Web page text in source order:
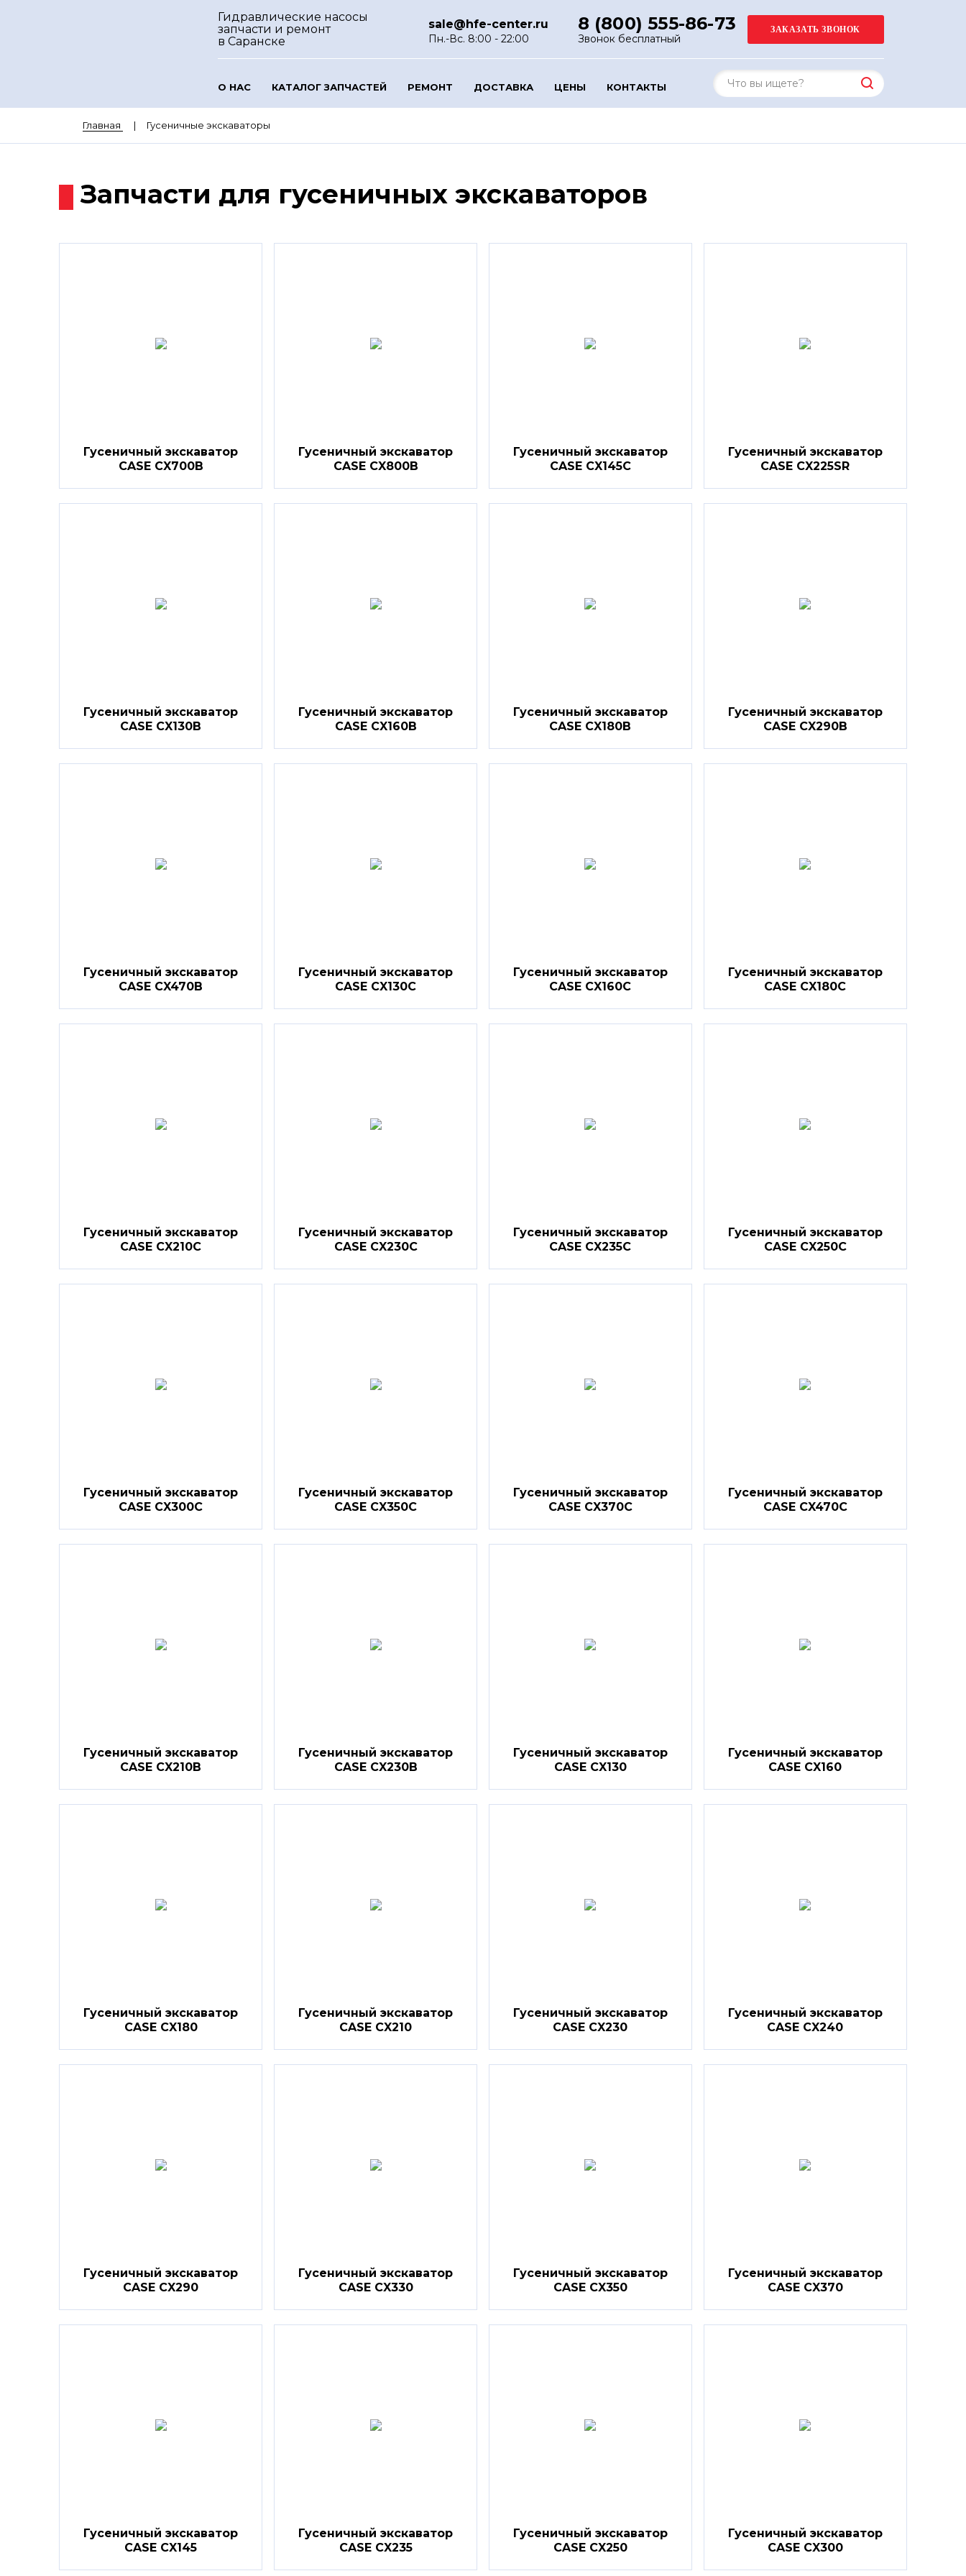
Гидравлические насосы
запчасти и ремонт
в Саранске
sale@hfe-center.ru
Пн.-Вс. 8:00 - 22:00
8 (800) 555-86-73
Звонок бесплатный
О НАС КАТАЛОГ ЗАПЧАСТЕЙ РЕМОНТ ДОСТАВКА ЦЕНЫ КОНТАКТЫ
Главная Гусеничные экскаваторы
Запчасти для гусеничных экскаваторов
Гусеничный экскаватор
CASE CX700B
Гусеничный экскаватор
CASE CX800B
Гусеничный экскаватор
CASE CX145C
Гусеничный экскаватор
CASE CX225SR
Гусеничный экскаватор
CASE CX130B
Гусеничный экскаватор
CASE CX160B
Гусеничный экскаватор
CASE CX180B
Гусеничный экскаватор
CASE CX290B
Гусеничный экскаватор
CASE CX470B
Гусеничный экскаватор
CASE CX130C
Гусеничный экскаватор
CASE CX160C
Гусеничный экскаватор
CASE CX180C
Гусеничный экскаватор
CASE CX210C
Гусеничный экскаватор
CASE CX230C
Гусеничный экскаватор
CASE CX235C
Гусеничный экскаватор
CASE CX250C
Гусеничный экскаватор
CASE CX300C
Гусеничный экскаватор
CASE CX350C
Гусеничный экскаватор
CASE CX370C
Гусеничный экскаватор
CASE CX470C
Гусеничный экскаватор
CASE CX210B
Гусеничный экскаватор
CASE CX230B
Гусеничный экскаватор
CASE CX130
Гусеничный экскаватор
CASE CX160
Гусеничный экскаватор
CASE CX180
Гусеничный экскаватор
CASE CX210
Гусеничный экскаватор
CASE CX230
Гусеничный экскаватор
CASE CX240
Гусеничный экскаватор
CASE CX290
Гусеничный экскаватор
CASE CX330
Гусеничный экскаватор
CASE CX350
Гусеничный экскаватор
CASE CX370
Гусеничный экскаватор
CASE CX145
Гусеничный экскаватор
CASE CX235
Гусеничный экскаватор
CASE CX250
Гусеничный экскаватор
CASE CX300